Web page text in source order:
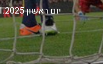
יום ראשון 23.11.2025 | 21:00